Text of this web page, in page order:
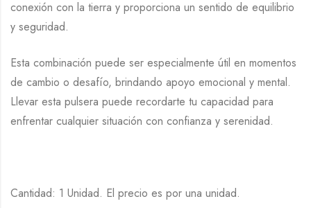
conexión con la tierra y proporciona un sentido de equilibrio
y seguridad.
Esta combinación puede ser especialmente útil en momentos
de cambio o desafío, brindando apoyo emocional y mental.
Llevar esta pulsera puede recordarte tu capacidad para
enfrentar cualquier situación con confianza y serenidad.
Cantidad: 1 Unidad. El precio es por una unidad.